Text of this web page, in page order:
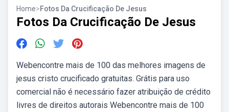
Home>Fotos Da Crucificação De Jesus
Fotos Da Crucificação De Jesus
Webencontre mais de 100 das melhores imagens de
jesus cristo crucificado gratuitas. Grátis para uso
comercial não é necessário fazer atribuição de crédito
livres de direitos autorais Webencontre mais de 100